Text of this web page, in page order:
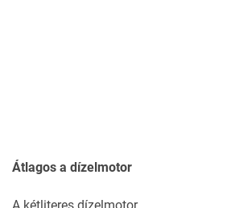
Átlagos a dízelmotor